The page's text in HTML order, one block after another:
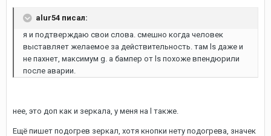
alur54 писал:
я и подтверждаю свои слова. смешно когда человек
выставляет желаемое за действительность. там ls даже и
не пахнет, максимум g. а бампер от ls похоже впендюрили
после аварии.
нее, это доп как и зеркала, у меня на l также.
Ещё пишет подогрев зеркал, хотя кнопки нету подогрева, значек